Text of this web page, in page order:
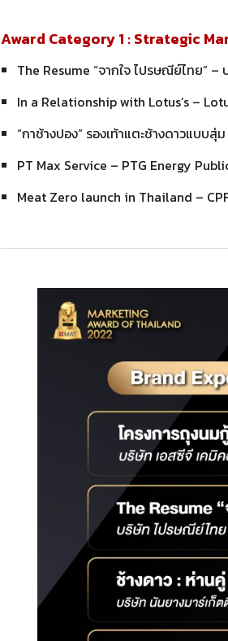
Award Category 1 : Strategic
The Resume “จากใจ ไปรษณีย์ไทย”
In a Relationship with Lotus’s –
“กาช้างปอง” รองเท้าแตะช้างดาวแบบ
PT Max Service – PTG Energy
Meat Zero launch in Thailand –